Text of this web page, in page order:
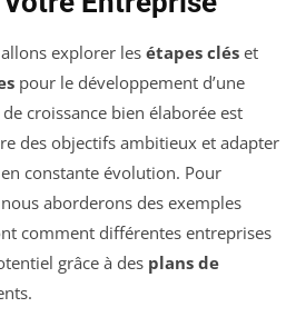
explorer les étapes clés et
pour le développement d’une
croissance bien élaborée est
des objectifs ambitieux et adapter
constante évolution. Pour
aborderons des exemples
comment différentes entreprises
grâce à des plans de